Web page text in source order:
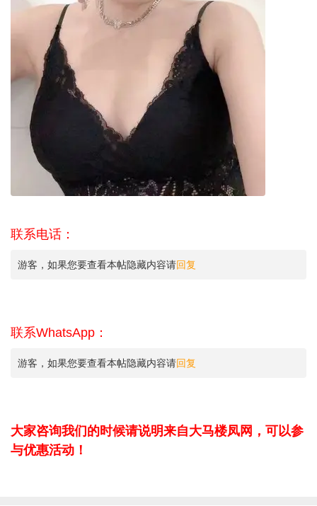
联系电话：
游客，如果您要查看本帖隐藏内容请回复
联系WhatsApp：
游客，如果您要查看本帖隐藏内容请回复
大家咨询我们的时候请说明来自大马楼凤网，可以参
与优惠活动！